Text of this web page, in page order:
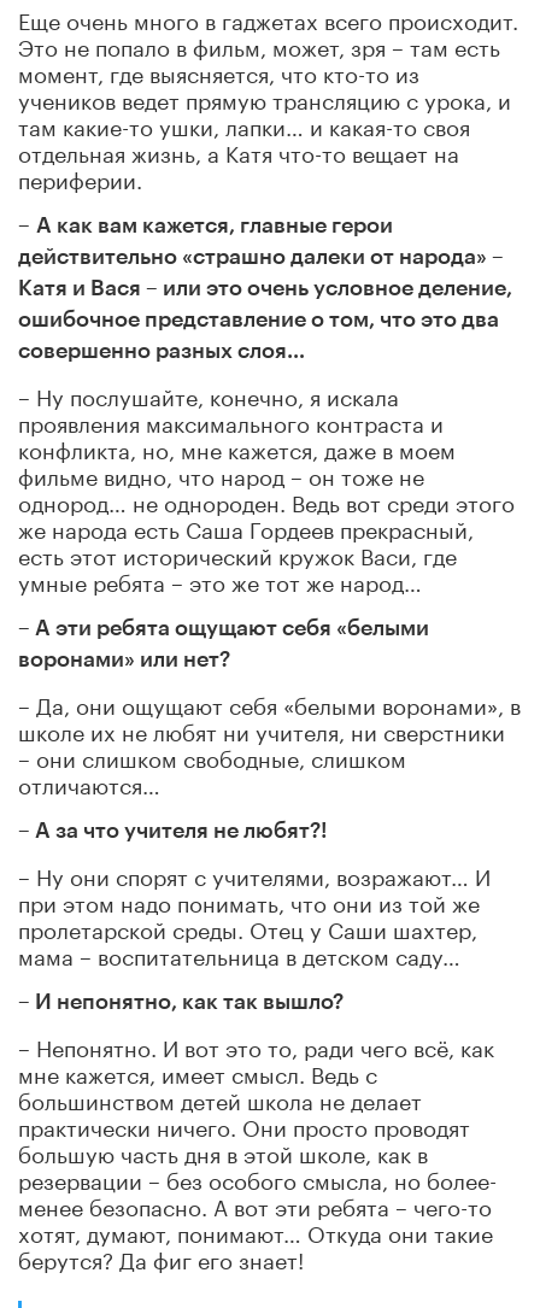
Еще очень много в гаджетах всего происходит.
Это не попало в фильм, может, зря – там есть
момент, где выясняется, что кто-то из
учеников ведет прямую трансляцию с урока, и
там какие-то ушки, лапки… и какая-то своя
отдельная жизнь, а Катя что-то вещает на
периферии.
– А как вам кажется, главные герои
действительно «страшно далеки от народа» –
Катя и Вася – или это очень условное деление,
ошибочное представление о том, что это два
совершенно разных слоя…
– Ну послушайте, конечно, я искала
проявления максимального контраста и
конфликта, но, мне кажется, даже в моем
фильме видно, что народ – он тоже не
однород… не однороден. Ведь вот среди этого
же народа есть Саша Гордеев прекрасный
есть этот историческийкружокВаси, где
умные ребята – это же тот же народ…
– А эти ребята ощущают себя «белыми
воронами» или нет?
– Да, они ощущают себя «белыми воронами», в
школе их не любят ни учителя, ни сверстники
– они слишком свободные, слишком
отличаются…
– А за что учителя не любят?!
– Ну они спорят с учителями, возражают… И
при этом надо понимать, что они из той же
пролетарской среды. Отец у Саши шахтер,
мама – воспитательница в детском саду…
– И непонятно, как так вышло?
– Непонятно. И вот это то, ради чего всё, как
мне кажется, имеет смысл. Ведь с
большинством детей школа не делает
практически ничего. Они просто проводят
большую часть дня в этой школе, как в
резервации – без особого смысла, но более-
менее безопасно. А вот эти ребята – чего-то
хотят, думают, понимают… Откуда они такие
берутся? Да фиг его знает!